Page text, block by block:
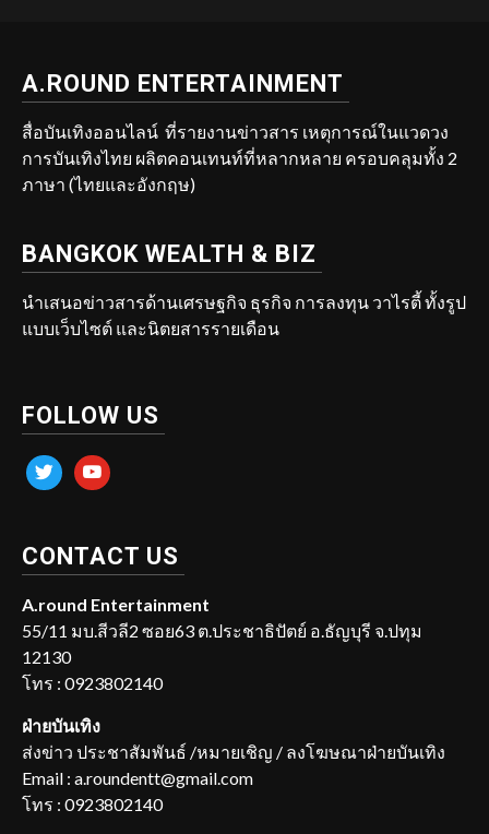
A.ROUND ENTERTAINMENT
สื่อบันเทิงออนไลน์ ที่รายงานข่าวสาร เหตุการณ์ในแวดวง
การบันเทิงไทย ผลิตคอนเทนท์ที่หลากหลาย ครอบคลุมทั้ง 2
ภาษา (ไทยและอังกฤษ)
BANGKOK WEALTH & BIZ
นำเสนอข่าวสารด้านเศรษฐกิจ ธุรกิจ การลงทุน วาไรตี้ ทั้งรูป
แบบเว็บไซต์ และนิตยสารรายเดือน
FOLLOW US
twitter youtube
CONTACT US
A.round Entertainment
55/11 มบ.สีวลี2 ซอย63 ต.ประชาธิปัตย์ อ.ธัญบุรี จ.ปทุม
12130
โทร : 0923802140
ฝ่ายบันเทิง
ส่งข่าว ประชาสัมพันธ์ /หมายเชิญ / ลงโฆษณาฝ่ายบันเทิง
Email : a.roundentt@gmail.com
โทร : 0923802140